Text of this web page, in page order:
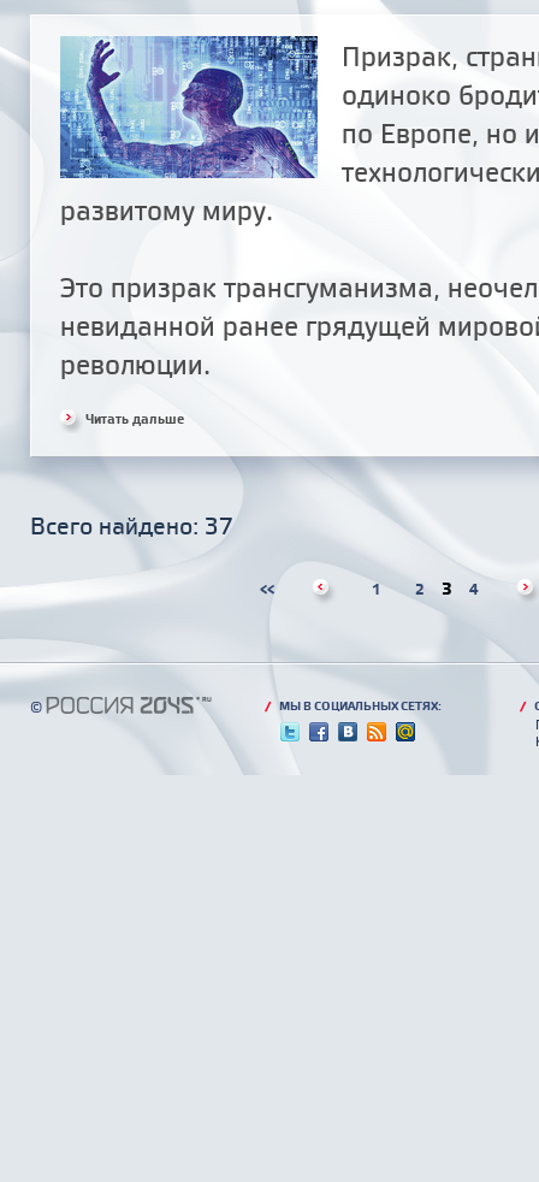
Призрак,
одиноко
по Европе, но
развитому миру.
Это призрак трансгуманизма,
невиданной ранее грядущей
революции.
Читать дальше
Всего найдено: 37
<< 1 2 3 4
© / МЫ В СОЦИАЛЬНЫХ СЕТЯХ: /